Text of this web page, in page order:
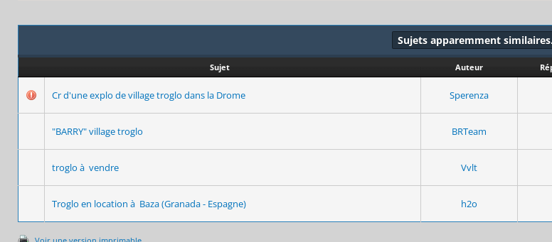
Sujets apparemment
Sujet Auteur
Cr d'une explo de village troglo dans la Drome Sperenza
"BARRY" village troglo BRTeam
troglo à vendre Vvlt
Troglo en location à Baza (Granada - Espagne) h2o